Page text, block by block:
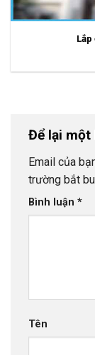
Để lại một
Email của
trường bắt
Bình luận *
Tên